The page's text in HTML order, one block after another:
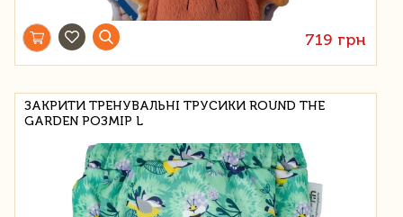
719 грн
ЗАКРИТИ ТРЕНУВАЛЬНІ ТРУСИКИ ROUND THE
GARDEN РОЗМІР L